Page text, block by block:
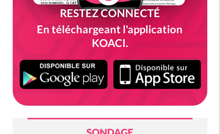
RESTEZ CONNECTÉ
En téléchargeant l'application
KOACI.